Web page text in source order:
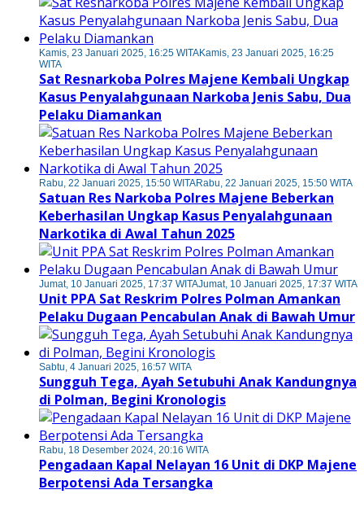
Kamis, 23 Januari 2025, 16:25 WITAKamis, 23 Januari 2025, 16:25
WITA
Sat Resnarkoba Polres Majene Kembali Ungkap
Kasus Penyalahgunaan Narkoba Jenis Sabu, Dua
Pelaku Diamankan
Rabu, 22 Januari 2025, 15:50 WITARabu, 22 Januari 2025, 15:50 WITA
Satuan Res Narkoba Polres Majene Beberkan
Keberhasilan Ungkap Kasus Penyalahgunaan
Narkotika di Awal Tahun 2025
Jumat, 10 Januari 2025, 17:37 WITAJumat, 10 Januari 2025, 17:37 WITA
Unit PPA Sat Reskrim Polres Polman Amankan
Pelaku Dugaan Pencabulan Anak di Bawah Umur
Sabtu, 4 Januari 2025, 16:57 WITA
Sungguh Tega, Ayah Setubuhi Anak Kandungnya
di Polman, Begini Kronologis
Rabu, 18 Desember 2024, 20:16 WITA
Pengadaan Kapal Nelayan 16 Unit di DKP Majene
Berpotensi Ada Tersangka